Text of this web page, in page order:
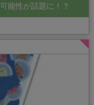
能性が話題に！？